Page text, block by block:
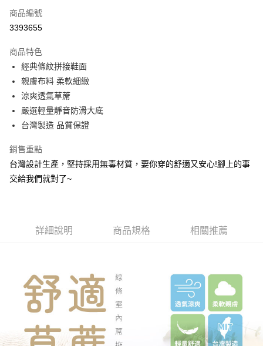
超商取貨付款
Apple Pay
街口支付
悠遊付
Google Pay
AFTEE先享後付
相關說明
【關於「AFTEE先享後付」】
３．安心：先確認商品／服務後，再付款。
結帳頁面，進行簡訊認證並確認金額後，即可完成結帳。
２．訂單成立數日內，您將收到繳費通知簡訊。
３．收到繳費通知簡訊後14天內，點擊此簡訊中的連結，可透過四大超商／
ATM／網路銀行／等多元方式進行付款，方視為交易完成。
※ 請注意：結帳手續完成當下不需立刻繳費，但若您需要取消訂單，請聯絡
購買商品的店家。未經商家同意取消之訂單仍視為有效，需透過AFTEE先享
後付繳納相關費用。
全家取貨付款
付款後 全家取貨
每筆NT$80，滿NT$490(含以上)免運費
7-11取貨付款
每筆NT$80，滿NT$490(含以上)免運費
商品編號
3393655
商品特色
經典條紋拼接鞋面
親膚布料 柔軟細緻
涼爽透氣草蓆
嚴選輕量靜音防滑大底
台灣製造 品質保證
銷售重點
台灣設計生產，堅持採用無毒材質，要你穿的舒適又安心!腳上的事
交給我們就對了~
詳細說明 商品規格 相關推薦